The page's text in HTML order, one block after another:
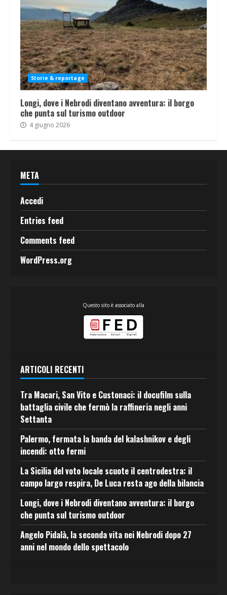
Storie & reportage
Longi, dove i Nebrodi diventano avventura: il borgo
che punta sul turismo outdoor
4 giugno 2026
META
Accedi
Entries feed
Comments feed
WordPress.org
Questo sito è associato alla
ARTICOLI RECENTI
Tra Macari, San Vito e Custonaci: il docufilm sulla
battaglia civile che fermò la raffineria negli anni
Settanta
Palermo, fermata la banda del kalashnikov e degli
incendi: otto fermi
La Sicilia del voto locale scuote il centrodestra: il
campo largo respira, De Luca resta ago della bilancia
Longi, dove i Nebrodi diventano avventura: il borgo
che punta sul turismo outdoor
Angelo Pidalà, la seconda vita nei Nebrodi dopo 27
anni nel mondo dello spettacolo